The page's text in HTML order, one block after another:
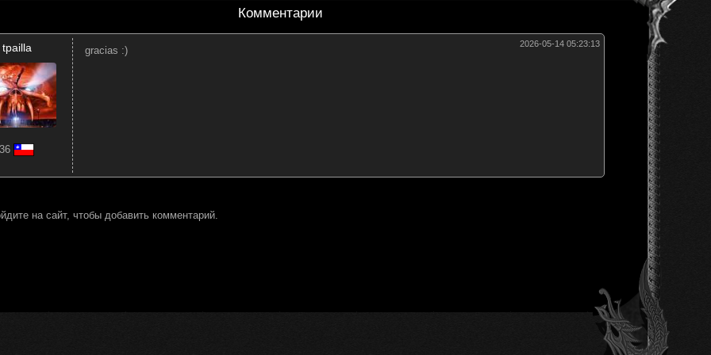
Комментарии
tpailla
36
2026-05-14 05:23:13
gracias :)
на сайт, чтобы добавить комментарий.